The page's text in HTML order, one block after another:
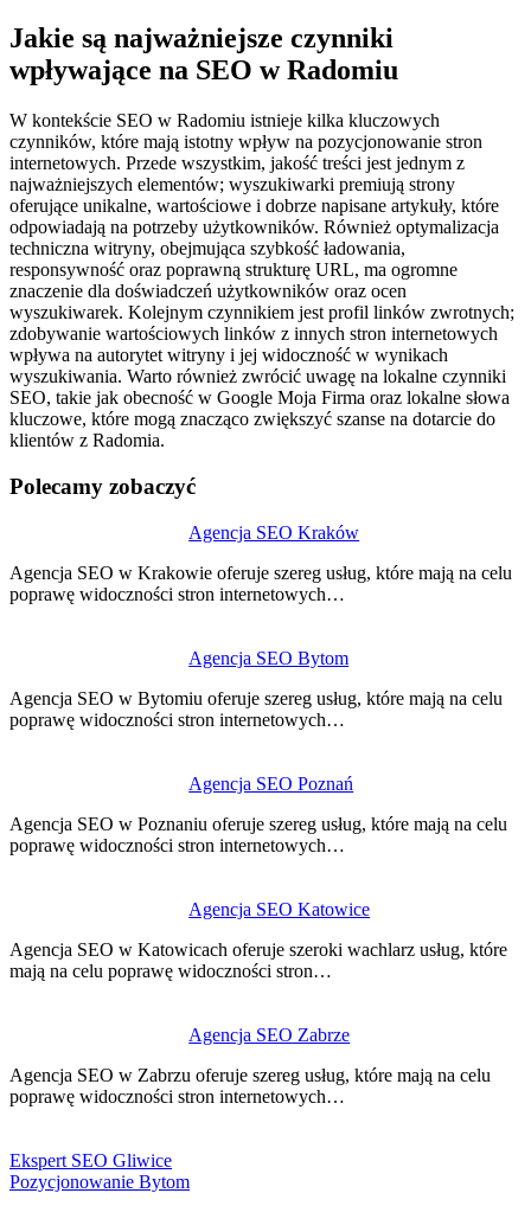
Jakie są najważniejsze czynniki
wpływające na SEO w Radomiu
W kontekście SEO w Radomiu istnieje kilka kluczowych
czynników, które mają istotny wpływ na pozycjonowanie stron
internetowych. Przede wszystkim, jakość treści jest jednym z
najważniejszych elementów; wyszukiwarki premiują strony
oferujące unikalne, wartościowe i dobrze napisane artykuły, które
odpowiadają na potrzeby użytkowników. Również optymalizacja
techniczna witryny, obejmująca szybkość ładowania,
responsywność oraz poprawną strukturę URL, ma ogromne
znaczenie dla doświadczeń użytkowników oraz ocen
wyszukiwarek. Kolejnym czynnikiem jest profil linków zwrotnych;
zdobywanie wartościowych linków z innych stron internetowych
wpływa na autorytet witryny i jej widoczność w wynikach
wyszukiwania. Warto również zwrócić uwagę na lokalne czynniki
SEO, takie jak obecność w Google Moja Firma oraz lokalne słowa
kluczowe, które mogą znacząco zwiększyć szanse na dotarcie do
klientów z Radomia.
Polecamy zobaczyć
Agencja SEO Kraków
Agencja SEO w Krakowie oferuje szereg usług, które mają na celu
poprawę widoczności stron internetowych…
Agencja SEO Bytom
Agencja SEO w Bytomiu oferuje szereg usług, które mają na celu
poprawę widoczności stron internetowych…
Agencja SEO Poznań
Agencja SEO w Poznaniu oferuje szereg usług, które mają na celu
poprawę widoczności stron internetowych…
Agencja SEO Katowice
Agencja SEO w Katowicach oferuje szeroki wachlarz usług, które
mają na celu poprawę widoczności stron…
Agencja SEO Zabrze
Agencja SEO w Zabrzu oferuje szereg usług, które mają na celu
poprawę widoczności stron internetowych…
wpisu
Ekspert SEO Gliwice
Pozycjonowanie Bytom